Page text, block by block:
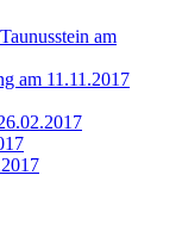
am
am 11.11.2017